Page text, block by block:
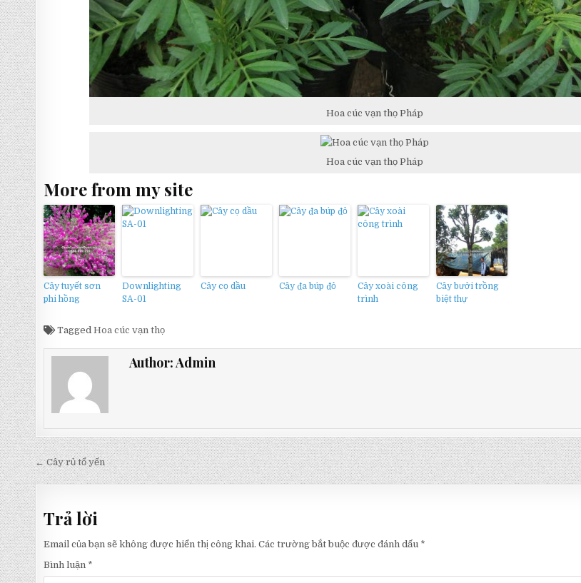
Hoa cúc vạn thọ Pháp
Hoa cúc vạn thọ Pháp
More from my site
Cây tuyết sơn
phi hồng
Downlighting
SA-01
Cây cọ dầu Cây đa búp đỏ
Cây xoài công
trình
Cây bưởi trồng
biệt thự
TaggedHoa cúc vạn thọ
Author:Admin
Điều
hướng
bài
viết
← Cây rủ tổ yến
Trả lời
Email của bạn sẽ không được hiển thị công khai. Các trường bắt buộc được đánh dấu *
Bình luận *